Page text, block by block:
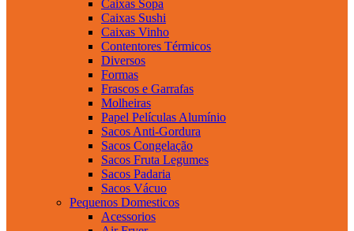
Caixas Sopa
Caixas Sushi
Caixas Vinho
Contentores Térmicos
Diversos
Formas
Frascos e Garrafas
Molheiras
Papel Películas Alumínio
Sacos Anti-Gordura
Sacos Congelação
Sacos Fruta Legumes
Sacos Padaria
Sacos Vácuo
Pequenos Domesticos
Acessorios